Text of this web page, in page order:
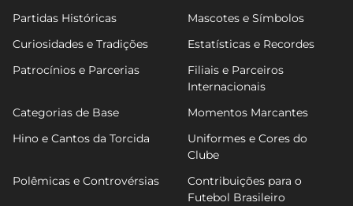
Partidas Históricas
Mascotes e Símbolos
Curiosidades e Tradições
Estatísticas e Recordes
Patrocínios e Parcerias
Filiais e Parceiros
Internacionais
Categorias de Base
Momentos Marcantes
Hino e Cantos da Torcida
Uniformes e Cores do
Clube
Polêmicas e Controvérsias
Contribuições para o
Futebol Brasileiro